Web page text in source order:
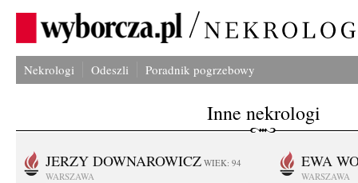
Nekrologi Odeszli Poradnik pogrzebowy
Inne nekrologi
JERZY DOWNAROWICZ WIEK: 94
WARSZAWA
EWA
WARSZAWA